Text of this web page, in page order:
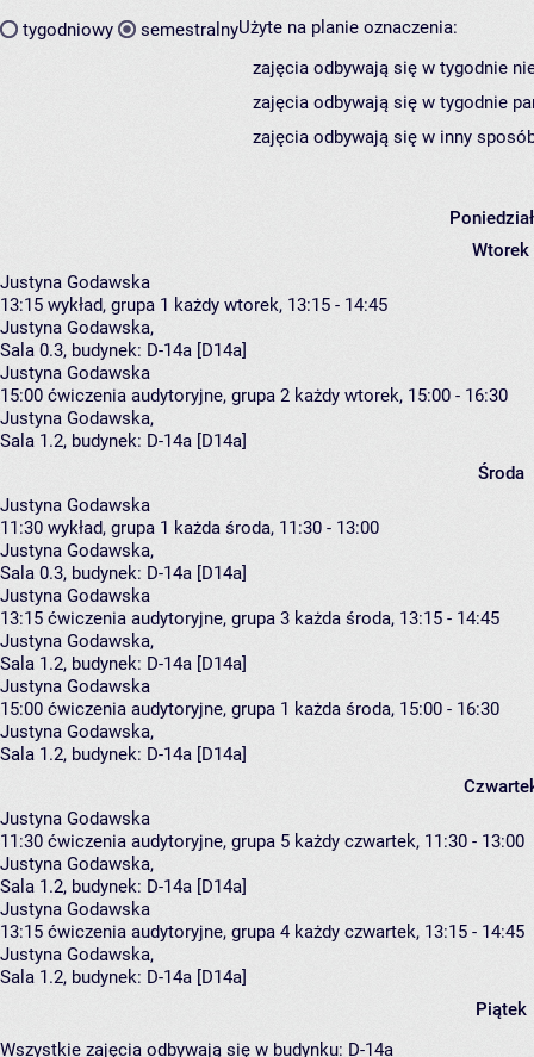
tygodniowy semestralnyUżyte na planie oznaczenia:
zajęcia odbywają się w tygodnie
zajęcia odbywają się w tygodnie
zajęcia odbywają się w inny
Wtorek
Justyna Godawska
13:15 wykład, grupa 1 każdy wtorek, 13:15 - 14:45
Justyna Godawska,
Sala 0.3, budynek: D-14a [D14a]
Justyna Godawska
15:00 ćwiczenia audytoryjne, grupa 2 każdy wtorek, 15:00 - 16:30
Justyna Godawska,
Sala 1.2, budynek: D-14a [D14a]
Środa
Justyna Godawska
11:30 wykład, grupa 1 każda środa, 11:30 - 13:00
Justyna Godawska,
Sala 0.3, budynek: D-14a [D14a]
Justyna Godawska
13:15 ćwiczenia audytoryjne, grupa 3 każda środa, 13:15 - 14:45
Justyna Godawska,
Sala 1.2, budynek: D-14a [D14a]
Justyna Godawska
15:00 ćwiczenia audytoryjne, grupa 1 każda środa, 15:00 - 16:30
Justyna Godawska,
Sala 1.2, budynek: D-14a [D14a]
Justyna Godawska
11:30 ćwiczenia audytoryjne, grupa 5 każdy czwartek, 11:30 - 13:00
Justyna Godawska,
Sala 1.2, budynek: D-14a [D14a]
Justyna Godawska
13:15 ćwiczenia audytoryjne, grupa 4 każdy czwartek, 13:15 - 14:45
Justyna Godawska,
Sala 1.2, budynek: D-14a [D14a]
Piątek
Wszystkie zajęcia odbywają się w budynku: D-14a